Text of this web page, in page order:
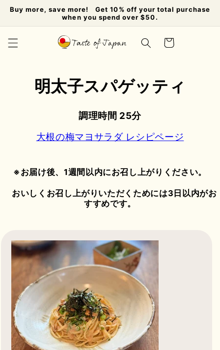
ンツに
Buy more, save more! Get 10% off your total purchase
when you spend over $50.
ー
明太子スパゲッティ
調理時間 25分
大根の梅マヨサラダ レシピページ
※お届け後、1週間以内にお召し上がりください。
おいしくお召し上がりいただくためには3日以内がお
すすめです。